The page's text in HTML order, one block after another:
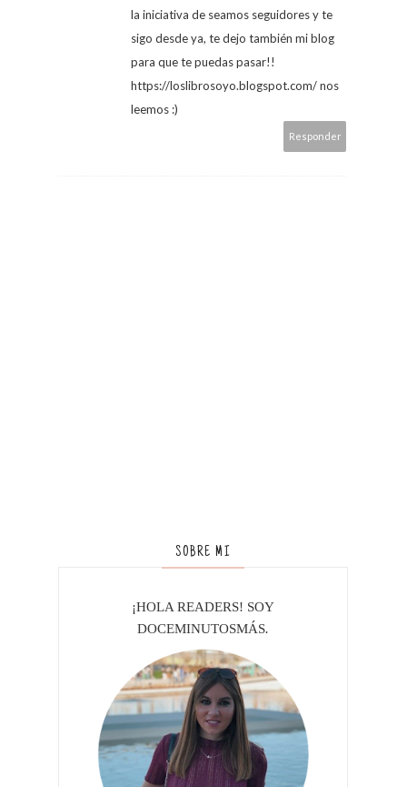
la iniciativa de seamos seguidores y te
sigo desde ya, te dejo también mi blog
para que te puedas pasar!!
https://loslibrosoyo.blogspot.com/ nos
leemos :)
Responder
SOBRE MI
¡HOLA READERS! SOY
DOCEMINUTOSMÁS.